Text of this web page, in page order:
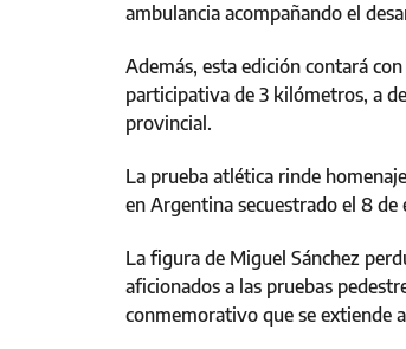
ambulancia acompañando el
Además, esta edición contará
participativa de 3 kilómetros, a
provincial.
La prueba atlética rinde
en Argentina secuestrado el 8 de
La figura de Miguel Sánchez
aficionados a las pruebas
conmemorativo que se extiende